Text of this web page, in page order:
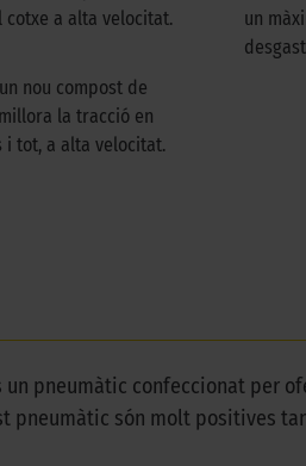
cotxe a alta velocitat.
un
nou compost de
la tracció en
i tot, a alta velocitat.
pneumàtic confeccionat per
pneumàtic són molt positives